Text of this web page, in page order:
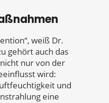
weiß Dr.
gehört auch das
nur von der
wird:
und
eine